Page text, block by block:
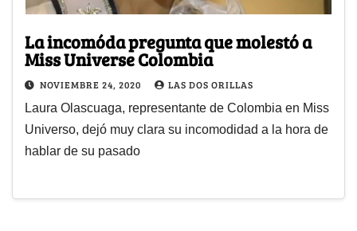
La incomóda pregunta que molestó a
Miss Universe Colombia
NOVIEMBRE 24, 2020 LAS DOS ORILLAS
Laura Olascuaga, representante de Colombia en Miss
Universo, dejó muy clara su incomodidad a la hora de
hablar de su pasado